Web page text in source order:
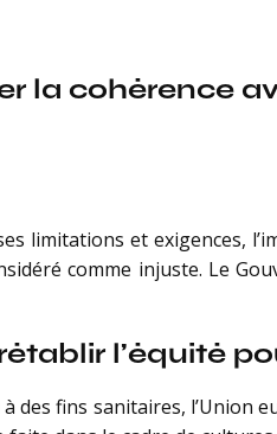
la cohérence
limitations et exigences,
comme injuste. Le
l’équité
des fins sanitaires, l’Union